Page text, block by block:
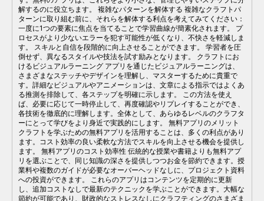
解するのに役立ちます。 複雑なパターンを解体する 複雑なクラフトパ
ターンに取り組む前に、それらを解体する利点を考えてみてください：
一度に1つの要素に焦点を当てることで学習曲線が簡素化されます。 プ
ロセスがより少ないエラーを犯す可能性が低くなり、不快さを軽減しま
す。 スキルと自信を段階的に向上させることができます。 学習者を圧
倒せず、異なるスタイルや技法を試す励みとなります。 クラフトにお
けるビジュアルラーニング アプリを通じたビジュアルラーニングは、
さまざまなステッチやデザインを理解し、マスターするために貴重で
す。詳細なビジュアルやアニメーションは、文章による指示ではよくあ
る推測を排除して、各ステップを明確に示します。 この方法を使え
ば、必要に応じて一時停止して、再度確認やリプレイすることができ、
各技術を徹底的に理解します。全体として、あらゆるレベルのクラフタ
ーにとって学びをより身近で実践的にします。 無料アプリのメリット
クラフトを学ぶための無料アプリを活用することは、多くの利点があり
ます。コスト効率の良い柔軟な方法でスキルを向上させる機会を提供し
ます。 無料アプリのコスト効率性 伝統的な授業や書籍よりも無料アプ
リを選ぶことで、同じ知識の深さを提供しつつお金を節約できます。授
業料や複数のガイドが必要なオーバーヘッドなしに、プロジェクト資料
への投資ができます。 これらのアプリはコンテンツを定期的に更新
し、追加コストなしで最新のテクニックを学ぶことができます。大幅な
節約が可能であり、財政的なストレスなしにクラフティングのさまざま